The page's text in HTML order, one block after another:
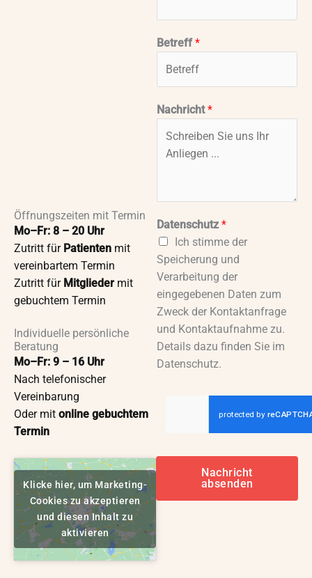
Öffnungszeiten mit Termin
Mo–Fr: 8 – 20 Uhr
Zutritt für Patienten mit
vereinbartem Termin
Zutritt für Mitglieder mit
gebuchtem Termin
Individuelle persönliche
Beratung
Mo–Fr: 9 – 16 Uhr
Nach telefonischer
Vereinbarung
Oder mit online gebuchtem
Termin
Klicke hier, um Marketing-
Cookies zu akzeptieren
und diesen Inhalt zu
aktivieren
-
D
n
t
Betreff*
Nachricht*
Datenschutz *
Ich stimme der
Speicherung und
Verarbeitung der
eingegebenen Daten zum
Zweck der Kontaktanfrage
und Kontaktaufnahme zu.
Details dazu finden Sie im
Datenschutz.
Nachricht
absenden